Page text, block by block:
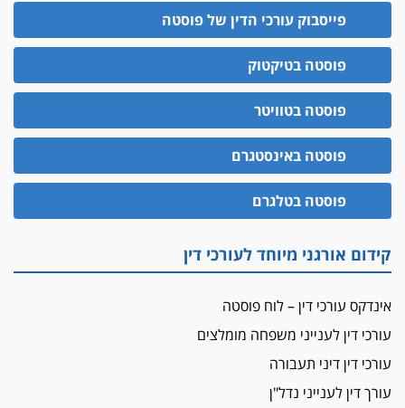
פייסבוק עורכי הדין של פוסטה
פוסטה בטיקטוק
פוסטה בטוויטר
פוסטה באינסטגרם
פוסטה בטלגרם
קידום אורגני מיוחד לעורכי דין
אינדקס עורכי דין – לוח פוסטה
עורכי דין לענייני משפחה מומלצים
עורכי דין דיני תעבורה
עורך דין לענייני נדל"ן